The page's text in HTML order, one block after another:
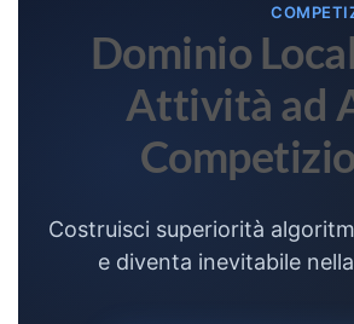
Dominio
Attività ad
Costruisci superiorità
e diventa inevitabile